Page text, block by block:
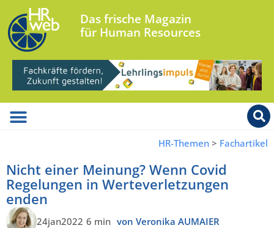
Das frische Magazin
für Human Resources
HR-Themen > Fachartikel
Nicht einer Meinung? Wenn Covid
Regelungen in Werteverletzungen
enden
24jan2022 6 min von Veronika AUMAIER